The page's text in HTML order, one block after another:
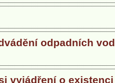
odpadních vod
vyjádření o existenci